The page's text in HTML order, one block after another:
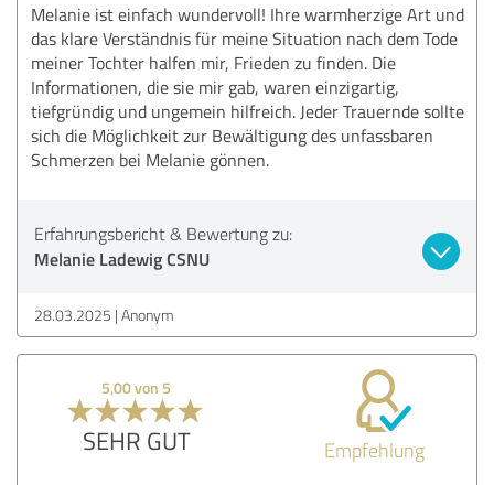
Melanie ist einfach wundervoll! Ihre warmherzige Art und
das klare Verständnis für meine Situation nach dem Tode
meiner Tochter halfen mir, Frieden zu finden. Die
Informationen, die sie mir gab, waren einzigartig,
tiefgründig und ungemein hilfreich. Jeder Trauernde sollte
sich die Möglichkeit zur Bewältigung des unfassbaren
Schmerzen bei Melanie gönnen.
Erfahrungsbericht & Bewertung zu:
Melanie Ladewig CSNU
28.03.2025 Anonym
5,00 von 5
SEHR GUT Empfehlung